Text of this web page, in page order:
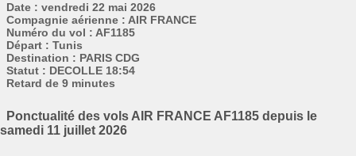
Date : vendredi 22 mai 2026
Compagnie aérienne : AIR FRANCE
Numéro du vol : AF1185
Départ : Tunis
Destination : PARIS CDG
Statut : DECOLLE 18:54
Retard de 9 minutes
Ponctualité des vols AIR FRANCE AF1185 depuis le
samedi 11 juillet 2026